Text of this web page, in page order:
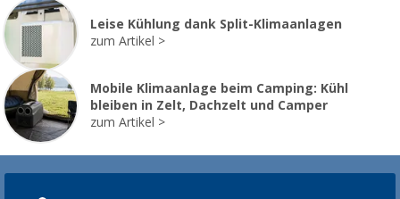
Leise Kühlung dank Split-Klimaanlagen
zum Artikel
Mobile Klimaanlage beim Camping: Kühl
bleiben in Zelt, Dachzelt und Camper
zum Artikel